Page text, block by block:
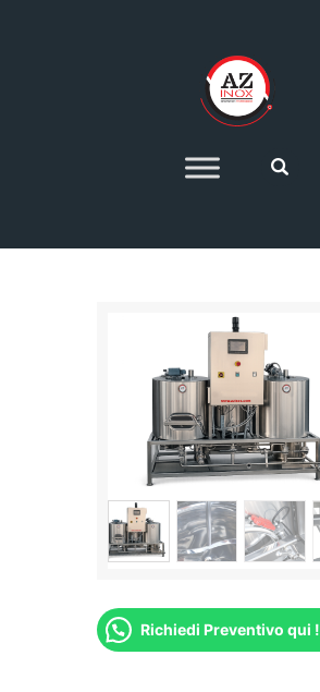
IMPIANTI DI
Richiedi Preventivo qui !